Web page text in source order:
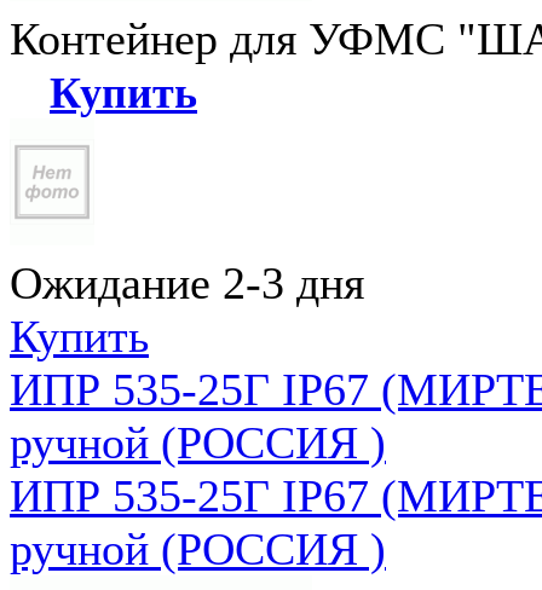
Контейнер для УФМС
Купить
Ожидание 2-3 дня
Купить
ИПР 535-25Г IP67
ручной (РОССИЯ )
ИПР 535-25Г IP67
ручной (РОССИЯ )